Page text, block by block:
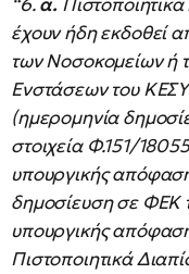
έχουν ήδη εκδοθεί
των Νοσοκομείων ή
Ενστάσεων του
(ημερομηνία
στοιχεία Φ.151/
υπουργικής
δημοσίευση σε ΦΕΚ
υπουργικής
Πιστοποιητικά